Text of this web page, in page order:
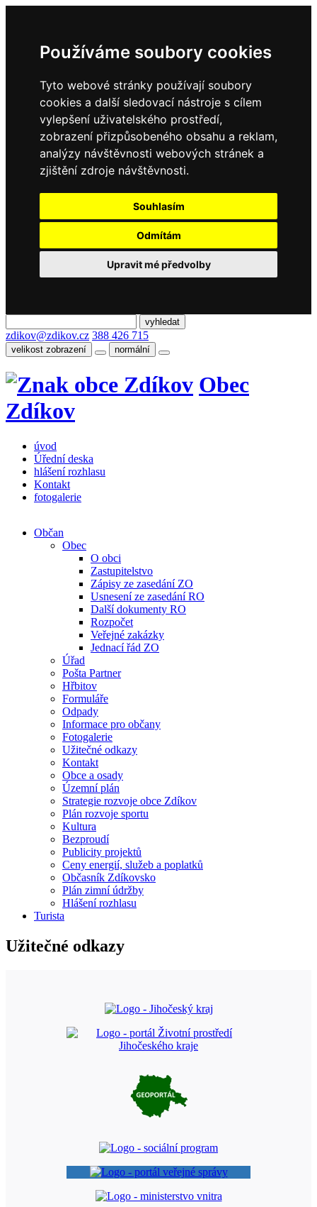
Používáme soubory cookies
Tyto webové stránky používají soubory
cookies a další sledovací nástroje s cílem
vylepšení uživatelského prostředí,
zobrazení přizpůsobeného obsahu a reklam,
analýzy návštěvnosti webových stránek a
zjištění zdroje návštěvnosti.
Souhlasím
Odmítám
Upravit mé předvolby
zdikov@zdikov.cz 388 426 715
velikost zobrazení normální
Obec
Zdíkov
úvod
Úřední deska
hlášení rozhlasu
Kontakt
fotogalerie
Občan
Obec
O obci
Zastupitelstvo
Zápisy ze zasedání ZO
Usnesení ze zasedání RO
Další dokumenty RO
Rozpočet
Veřejné zakázky
Jednací řád ZO
Úřad
Pošta Partner
Hřbitov
Formuláře
Odpady
Informace pro občany
Fotogalerie
Užitečné odkazy
Kontakt
Obce a osady
Územní plán
Strategie rozvoje obce Zdíkov
Plán rozvoje sportu
Kultura
Bezproudí
Publicity projektů
Ceny energií, služeb a poplatků
Občasník Zdíkovsko
Plán zimní údržby
Hlášení rozhlasu
Turista
Užitečné odkazy